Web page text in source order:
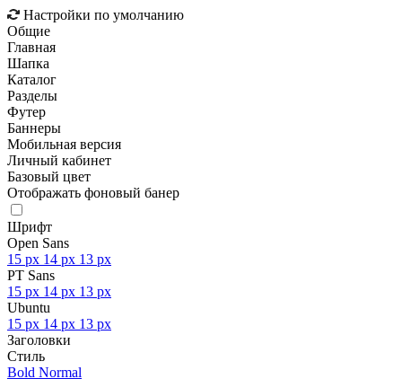
Настройки по умолчанию
Общие
Главная
Шапка
Каталог
Разделы
Футер
Баннеры
Мобильная версия
Личный кабинет
Базовый цвет
Отображать фоновый банер
Шрифт
Open Sans
15 px 14 px 13 px
PT Sans
15 px 14 px 13 px
Ubuntu
15 px 14 px 13 px
Заголовки
Стиль
Bold Normal